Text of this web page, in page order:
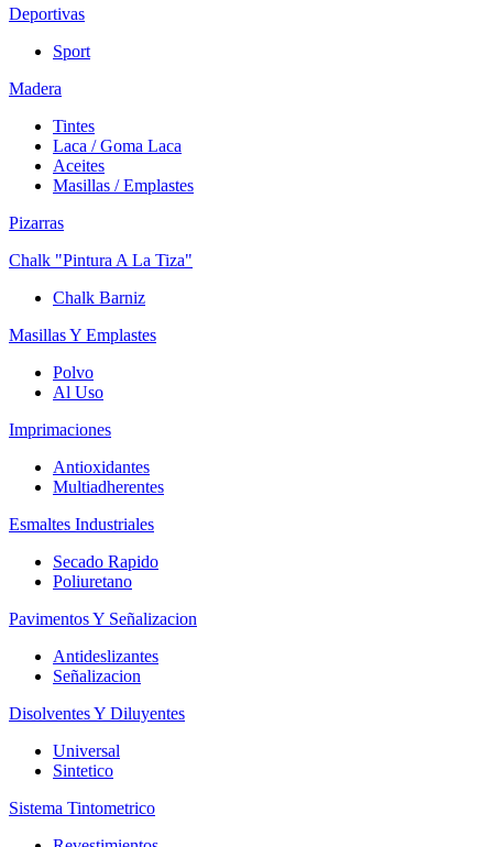
Deportivas
Sport
Madera
Tintes
Laca / Goma Laca
Aceites
Masillas / Emplastes
Pizarras
Chalk "Pintura A La Tiza"
Chalk Barniz
Masillas Y Emplastes
Polvo
Al Uso
Imprimaciones
Antioxidantes
Multiadherentes
Esmaltes Industriales
Secado Rapido
Poliuretano
Pavimentos Y Señalizacion
Antideslizantes
Señalizacion
Disolventes Y Diluyentes
Universal
Sintetico
Sistema Tintometrico